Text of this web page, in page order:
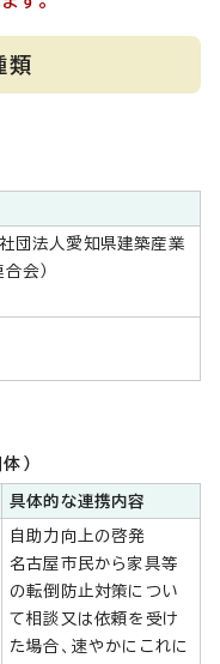
類
団法人愛知県建築産業
会）
）
具体的な連携内容
自助力向上の啓発
名古屋市民から家具等
の転倒防止対策につい
て相談又は依頼を受け
た場合、速やかにこれに